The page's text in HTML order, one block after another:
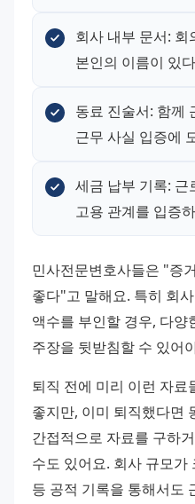
회사 내부 문서: 회
본인의 이름이 있
동료 진술서: 함께
근무 사실 입증에
세금 납부 기록: 근
고용 관계를 입증
민사전문변호사들은 "증
좋다"고 말해요. 특히 회
액수를 부인할 경우, 다양
주장을 뒷받침할 수 있어
퇴직 전에 미리 이런 자
좋지만, 이미 퇴직했다면
간접적으로 자료를 구하
수도 있어요. 회사 규모가
등 공적 기록을 통해서도